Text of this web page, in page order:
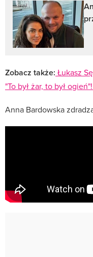
Zobacz także: Łukasz
"To był żar, to był
Anna Bardowska